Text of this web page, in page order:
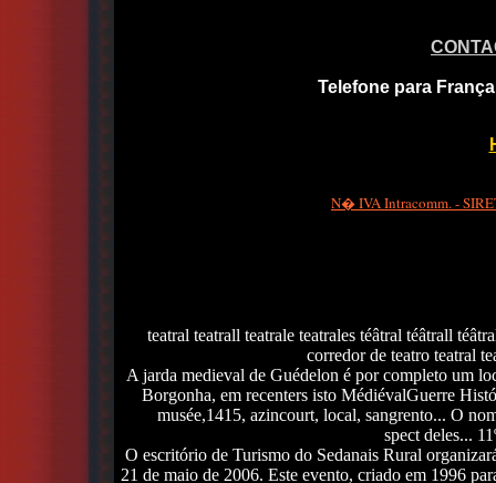
Telefone para
N� IVA Intracomm. -
teatral teatrall teatrale teatrales téâtral téâtrall
corredor de teatro teatral
A jarda medieval de Guédelon é por completo um
Borgonha, em recenters isto MédiévalGuerre
musée,1415, azincourt, local, sangrento... O
spect deles...
O escritório de Turismo do Sedanais Rural
21 de maio de 2006. Este evento, criado em 1996